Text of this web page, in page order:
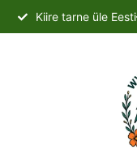
Kiire tarne üle Eesti